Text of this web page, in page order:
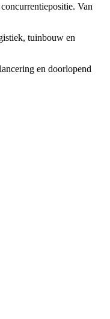
Van
tuinbouw en
en doorlopend